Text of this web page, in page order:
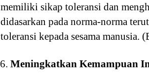
memiliki sikap toleransi dan
didasarkan pada norma-norma
toleransi kepada sesama manusia.
Meningkatkan Kemampuan